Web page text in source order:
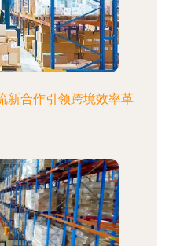
新合作引领跨境效率革